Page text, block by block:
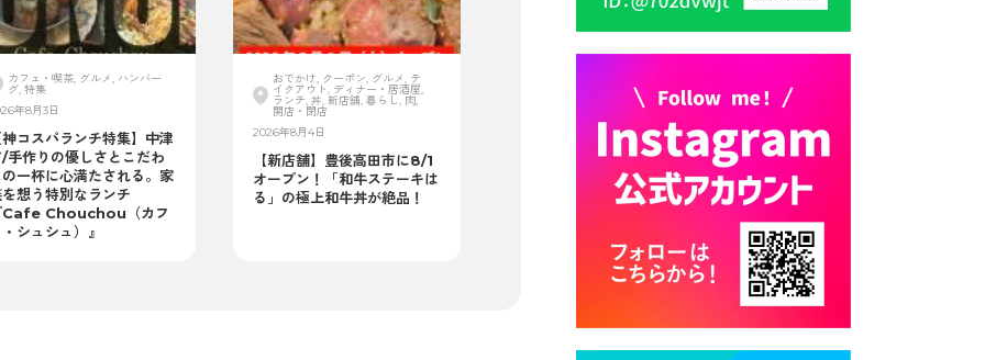
カフェ・喫茶, グルメ, ハンバー
グ, 特集
年8月3日
コスパランチ特集】中津
手作りの優しさとこだわ
一杯に心満たされる。家
想う特別なランチ
Cafe Chouchou（カフ
シュシュ）』
おでかけ, クーポン, グルメ, テ
イクアウト, ディナー・居酒屋,
ランチ, 丼, 新店舗, 暮らし, 肉,
開店・閉店
2026年8月4日
【新店舗】豊後高田市に8/1
オープン！「和牛ステーキは
る」の極上和牛丼が絶品！
2026年7月28日 令和8年度
京築地区水道企業団職員採用
試験（募集）
2026年7月27日 マイナンバー
カード交付に伴う休日および
平日夜間開庁の案内
2026年7月22日 令和８年度
「こども文化パスポート事
2026年7月21日 卜仙の郷 お